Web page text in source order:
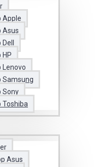
Apple
Asus
HP
Lenovo
Samsung
Sony
Toshiba
Asus